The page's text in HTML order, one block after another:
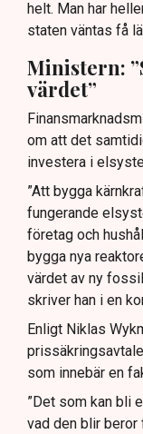
helt. Man har
staten väntas få
Ministern:
värdet”
om att det
investera i
”Att bygga
fungerande
företag och
bygga nya
värdet av ny
skriver han i en
Enligt Niklas
som innebär en
”Det som kan bli
vad den blir